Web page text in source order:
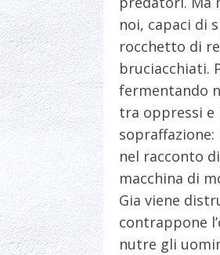
noi, capaci di
rocchetto di
bruciacchiati.
fermentando
tra oppressi e
nel racconto
macchina di
Gia viene
contrappone
nutre gli